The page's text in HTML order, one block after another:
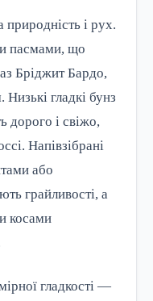
природність і рух.
пасмами, що
Бріджит Бардо,
гладкі бунз
дорого і свіжо,
Напівзібрані
або
грайливості, а
косами
гладкості —